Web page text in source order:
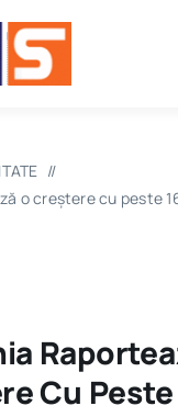
o creştere cu peste
Cu Peste